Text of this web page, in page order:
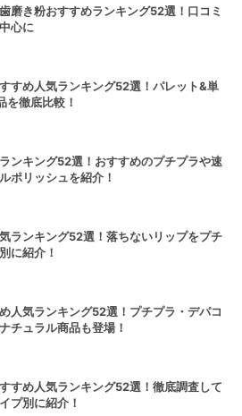
磨き粉おすすめランキング52選！口コミ
心に
すめ人気ランキング52選！パレット&単
を徹底比較！
ンキング52選！おすすめのプチプラや速
ポリッシュを紹介！
ランキング52選！落ちないリップをプチ
に紹介！
人気ランキング52選！プチプラ・デパコ
チュラル商品も登場！
すめ人気ランキング52選！徹底調査して
プ別に紹介！